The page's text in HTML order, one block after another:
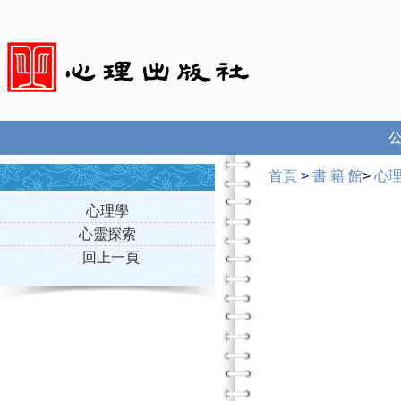
心理學
心靈探索
回上一頁
首頁 > 書 籍 館> 心